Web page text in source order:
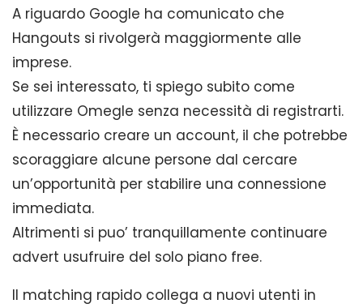
A riguardo Google ha comunicato che
Hangouts si rivolgerà maggiormente alle
imprese.
Se sei interessato, ti spiego subito come
utilizzare Omegle senza necessità di registrarti.
È necessario creare un account, il che potrebbe
scoraggiare alcune persone dal cercare
un’opportunità per stabilire una connessione
immediata.
Altrimenti si puo’ tranquillamente continuare
advert usufruire del solo piano free.
Il matching rapido collega a nuovi utenti in